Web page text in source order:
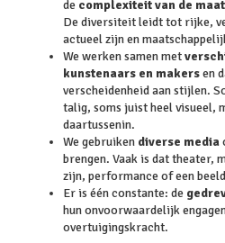
de complexiteit van de
De diversiteit leidt tot rijke,
actueel zijn en
We werken samen met
kunstenaars en makersen
verscheidenheid aan stijlen.
talig, soms juist heel visueel,
daartussenin.
We gebruiken diverse media
brengen. Vaak is dat theater,
zijn, performance of een
Er is één constante: de
hun onvoorwaardelijk
overtuigingskracht.